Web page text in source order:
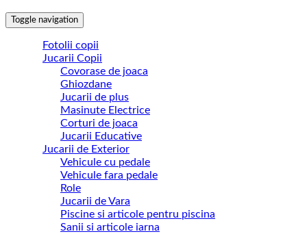
Toggle navigation
Fotolii copii
Jucarii Copii
Covorase de joaca
Ghiozdane
Jucarii de plus
Masinute Electrice
Corturi de joaca
Jucarii Educative
Jucarii de Exterior
Vehicule cu pedale
Vehicule fara pedale
Role
Jucarii de Vara
Piscine si articole pentru piscina
Sanii si articole iarna